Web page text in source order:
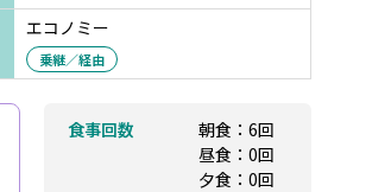
エコノミー
乗継／経由
食事回数
朝食：6回
昼食：0回
夕食：0回